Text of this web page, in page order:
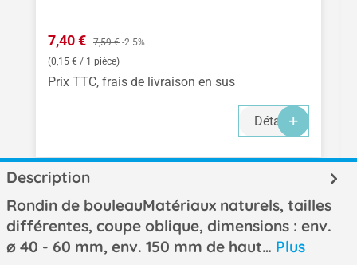
Prix de vente :
7,40 € Prix régulier :
7,59 € -2.5%
(0,15 € / 1 pièce)
Prix TTC, frais de livraison en sus
Détails
Description
Rondin de bouleauMatériaux naturels, tailles
différentes, coupe oblique, dimensions : env.
ø 40 - 60 mm, env. 150 mm de haut… Plus